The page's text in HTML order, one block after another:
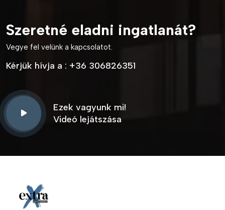
Szeretné eladni ingatlanát?
Vegye fel velünk a kapcsolatot.
Kérjük hívja a : +36 306826351
Ezek vagyunk mi!
Videó lejátszása